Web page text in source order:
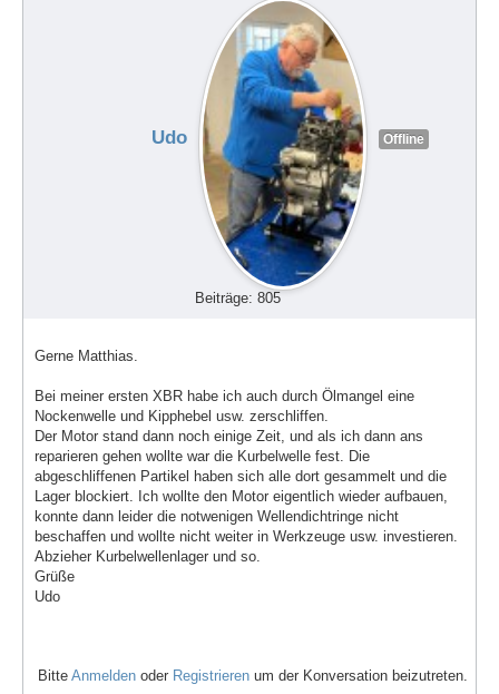
Udo Offline
Beiträge: 805
Gerne Matthias.
Bei meiner ersten XBR habe ich auch durch Ölmangel eine
Nockenwelle und Kipphebel usw. zerschliffen.
Der Motor stand dann noch einige Zeit, und als ich dann ans
reparieren gehen wollte war die Kurbelwelle fest. Die
abgeschliffenen Partikel haben sich alle dort gesammelt und die
Lager blockiert. Ich wollte den Motor eigentlich wieder aufbauen,
konnte dann leider die notwenigen Wellendichtringe nicht
beschaffen und wollte nicht weiter in Werkzeuge usw. investieren.
Abzieher Kurbelwellenlager und so.
Grüße
Udo
Bitte Anmelden oder Registrieren um der Konversation beizutreten.